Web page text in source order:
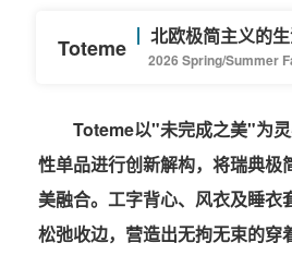
Toteme 北欧极简主义的
2026 Spring/Summer
Toteme以"未完成之美"为
性单品进行创新解构，将瑞典极
美融合。工字背心、风衣及睡衣
松弛收边，营造出无拘无束的穿